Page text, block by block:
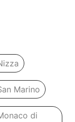
Marino
di